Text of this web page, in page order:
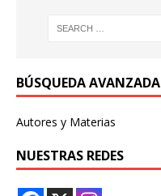
BÚSQUEDA AVANZADA
Autores y Materias
NUESTRAS REDES